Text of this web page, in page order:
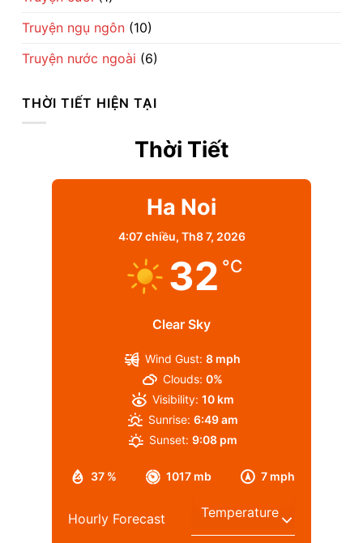
Truyện ngụ ngôn (10)
Truyện nước ngoài (6)
THỜI TIẾT HIỆN TẠI
Thời Tiết
Ha Noi
4:07 chiều, Th8 7, 2026
32 °C
Clear Sky
37 % 1017 mb 7 mph
Wind Gust: 8 mph
Clouds: 0%
Visibility: 10 km
Sunrise: 6:49 am
Sunset: 9:08 pm
Hourly Forecast